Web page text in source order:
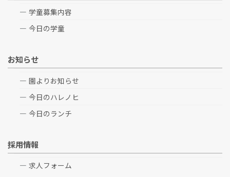
学童募集内容
今日の学童
お知らせ
園よりお知らせ
今日のハレノヒ
今日のランチ
採用情報
求人フォーム